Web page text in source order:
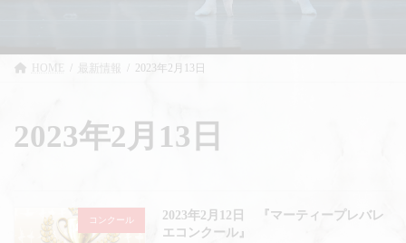
HOME 最新情報 2023年2月13日
2023年2月13日
コンクール
2023年2月12日 『マーティープレバレ
エコンクール』